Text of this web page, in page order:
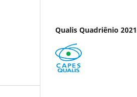
Qualis Quadriênio